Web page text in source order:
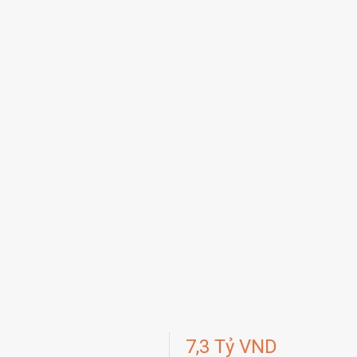
7,3 Tỷ VND